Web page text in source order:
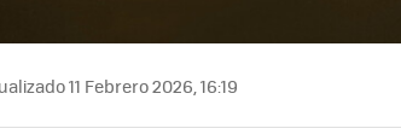
11 Febrero 2026, 16:19